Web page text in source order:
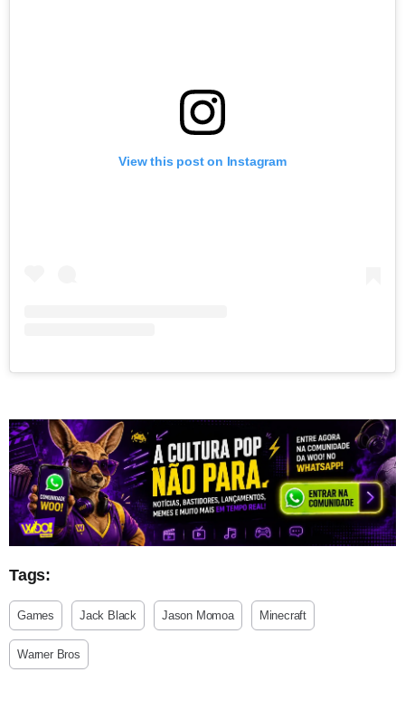
View this post on Instagram
Tags:
Games Jack Black Jason Momoa Minecraft
Warner Bros